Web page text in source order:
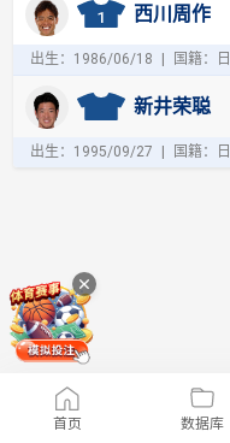
1 西川周作
出生：1986/06/18 国籍：
新井荣聪
出生：1995/09/27 国籍：